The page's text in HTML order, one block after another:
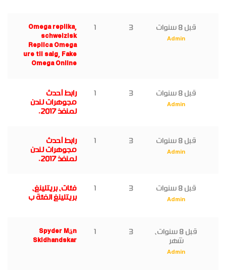
Omega replika,
schweizisk
Replica Omega
ure til salg, Fake
Omega Online
1 3 قبل 8 سنوات
Admin
رابط أحدث
مجوهرات لندن
لمنفذ 2017.
1 3 قبل 8 سنوات
Admin
رابط أحدث
مجوهرات لندن
لمنفذ 2017.
1 3 قبل 8 سنوات
Admin
فئات، بريتلينغ،
بريتلينغ الفئة ب
1 3 قبل 8 سنوات
Admin
Spyder Män
Skidhandskar
1 3
قبل 8 سنوات،
شهر
Admin